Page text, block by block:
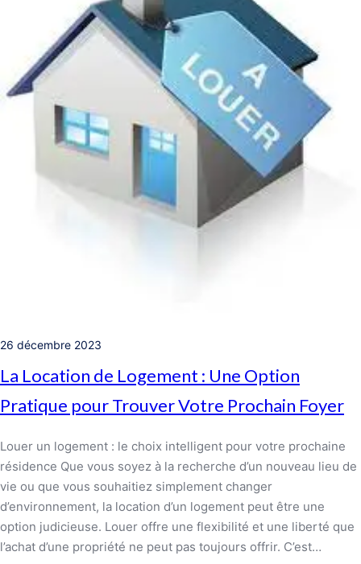
26 décembre 2023
La Location de Logement : Une Option
Pratique pour Trouver Votre Prochain Foyer
Louer un logement : le choix intelligent pour votre prochaine
résidence Que vous soyez à la recherche d’un nouveau lieu de
vie ou que vous souhaitiez simplement changer
d’environnement, la location d’un logement peut être une
option judicieuse. Louer offre une flexibilité et une liberté que
l’achat d’une propriété ne peut pas toujours offrir. C’est…